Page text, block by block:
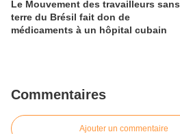
Le Mouvement des travailleurs sans
terre du Brésil fait don de
médicaments à un hôpital cubain
Commentaires
Ajouter un commentaire